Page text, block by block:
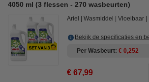
4050 ml (3 flessen - 270 wasbeurten)
Ariel Wasmiddel Vloeibaar
Bekijk de specificaties en
Per Wasbeurt € 0,252
€ 67,99